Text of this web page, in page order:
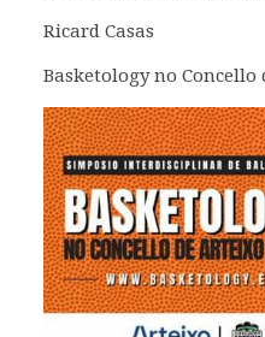
Ricard Casas
Basketology no Concello